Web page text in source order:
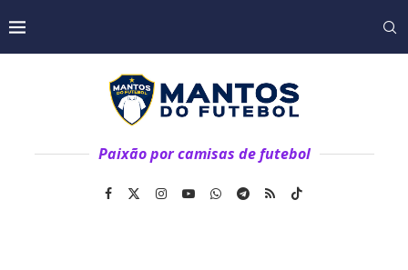
Paixão por camisas de futebol